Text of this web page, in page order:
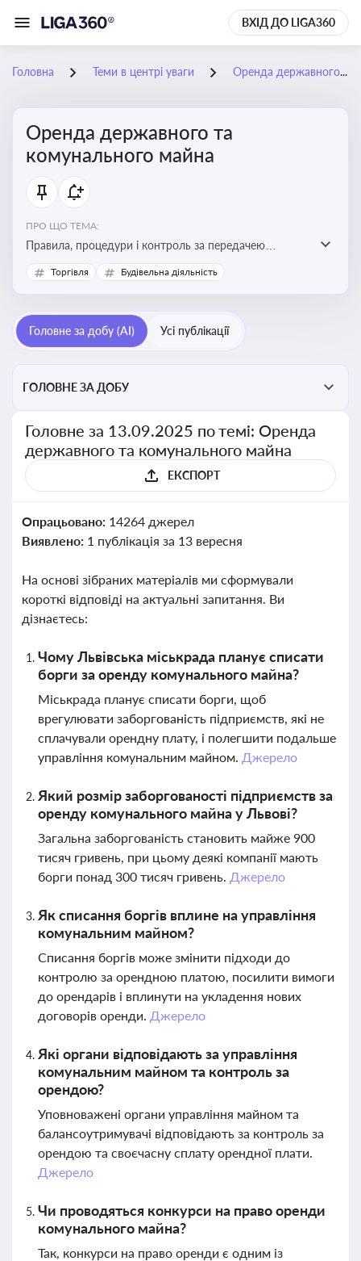
ВХІД ДО LIGA360
Головна Теми в центрі уваги Оренда державного та комунального майна
Оренда державного та
комунального майна
ПРО ЩО ТЕМА:
Правила, процедури і контроль за передачею
державного та комунального майна в оренду. Кейси
використання публічного майна
Торгівля Будівельна діяльність
Головне за добу (AI) Усі публікації
ГОЛОВНЕ ЗА ДОБУ
Головне за 13.09.2025 по темі: Оренда
державного та комунального майна
ЕКСПОРТ
Опрацьовано: 14264 джерел
Виявлено: 1 публікація за 13 вересня
На основі зібраних матеріалів ми сформували
короткі відповіді на актуальні запитання. Ви
дізнаєтесь:
Чому Львівська міськрада планує списати
борги за оренду комунального майна?
Міськрада планує списати борги, щоб
врегулювати заборгованість підприємств, які не
сплачували орендну плату, і полегшити подальше
управління комунальним майном. Джерело
Який розмір заборгованості підприємств за
оренду комунального майна у Львові?
Загальна заборгованість становить майже 900
тисяч гривень, при цьому деякі компанії мають
борги понад 300 тисяч гривень. Джерело
Як списання боргів вплине на управління
комунальним майном?
Списання боргів може змінити підходи до
контролю за орендною платою, посилити вимоги
до орендарів і вплинути на укладення нових
договорів оренди. Джерело
Які органи відповідають за управління
комунальним майном та контроль за
орендою?
Уповноважені органи управління майном та
балансоутримувачі відповідають за контроль за
орендою та своєчасну сплату орендної плати.
Джерело
Чи проводяться конкурси на право оренди
комунального майна?
Так, конкурси на право оренди є одним із